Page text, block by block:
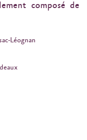
composé de
Léognan